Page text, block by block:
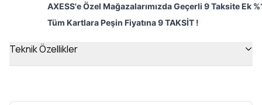
AXESS'e Özel Mağazalarımızda Geçerli 9 Taksite Ek
Tüm Kartlara Peşin Fiyatına 9 TAKSİT !
Teknik Özellikler